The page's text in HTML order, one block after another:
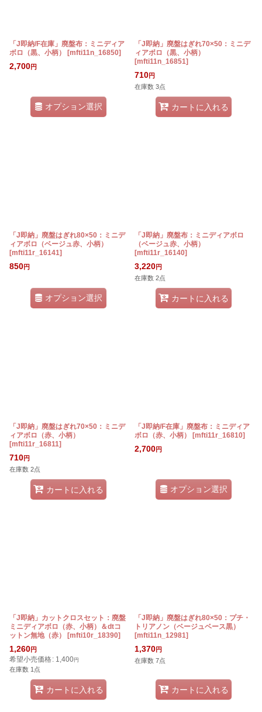
「J即納/F在庫」廃盤布：ミニディア
ボロ（黒、小柄）
[mfti11n_16850]
2,700円
オプション選択
「J即納」廃盤はぎれ70×50：ミニデ
ィアボロ（黒、小柄）
[mfti11n_16851]
710円
在庫数 3点
カートに入れる
「J即納」廃盤はぎれ80×50：ミニデ
ィアボロ（ベージュ赤、小柄）
[mfti11r_16141]
850円
オプション選択
「J即納」廃盤布：ミニディアボロ
（ベージュ赤、小柄）
[mfti11r_16140]
3,220円
在庫数 2点
カートに入れる
「J即納」廃盤はぎれ70×50：ミニデ
ィアボロ（赤、小柄）
[mfti11r_16811]
710円
在庫数 2点
カートに入れる
「J即納/F在庫」廃盤布：ミニディア
ボロ（赤、小柄）
[mfti11r_16810]
2,700円
オプション選択
「J即納」カットクロスセット：廃盤
ミニディアボロ（赤、小柄）＆dtコ
ットン無地（赤）
[mfti10r_18390]
1,260円
希望小売価格: 1,400円
在庫数 1点
カートに入れる
「J即納」廃盤はぎれ80×50：プチ・
トリアノン（ベージュベース黒）
[mfti11n_12981]
1,370円
在庫数 7点
カートに入れる